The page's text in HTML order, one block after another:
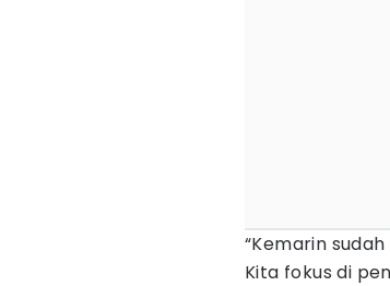
“Kemarin
Kita fokus di